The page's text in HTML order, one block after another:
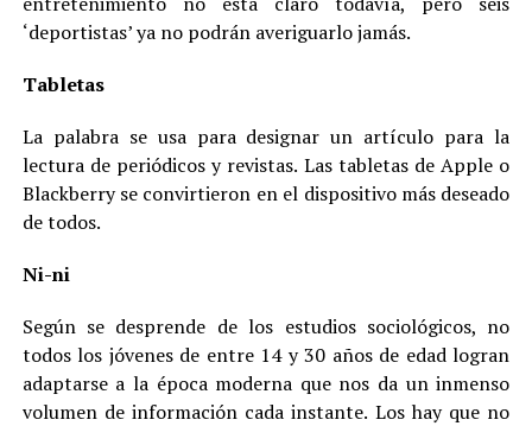
‘deportistas’ ya no podrán averiguarlo jamás.
Tabletas
La palabra se usa para designar un artículo para la
lectura de periódicos y revistas. Las tabletas de Apple o
Blackberry se convirtieron en el dispositivo más deseado
de todos.
Ni-ni
Según se desprende de los estudios sociológicos, no
todos los jóvenes de entre 14 y 30 años de edad logran
adaptarse a la época moderna que nos da un inmenso
volumen de información cada instante. Los hay que no